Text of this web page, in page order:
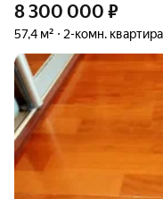
8 300 000 ₽
57,4 м² 2-комн. квартира